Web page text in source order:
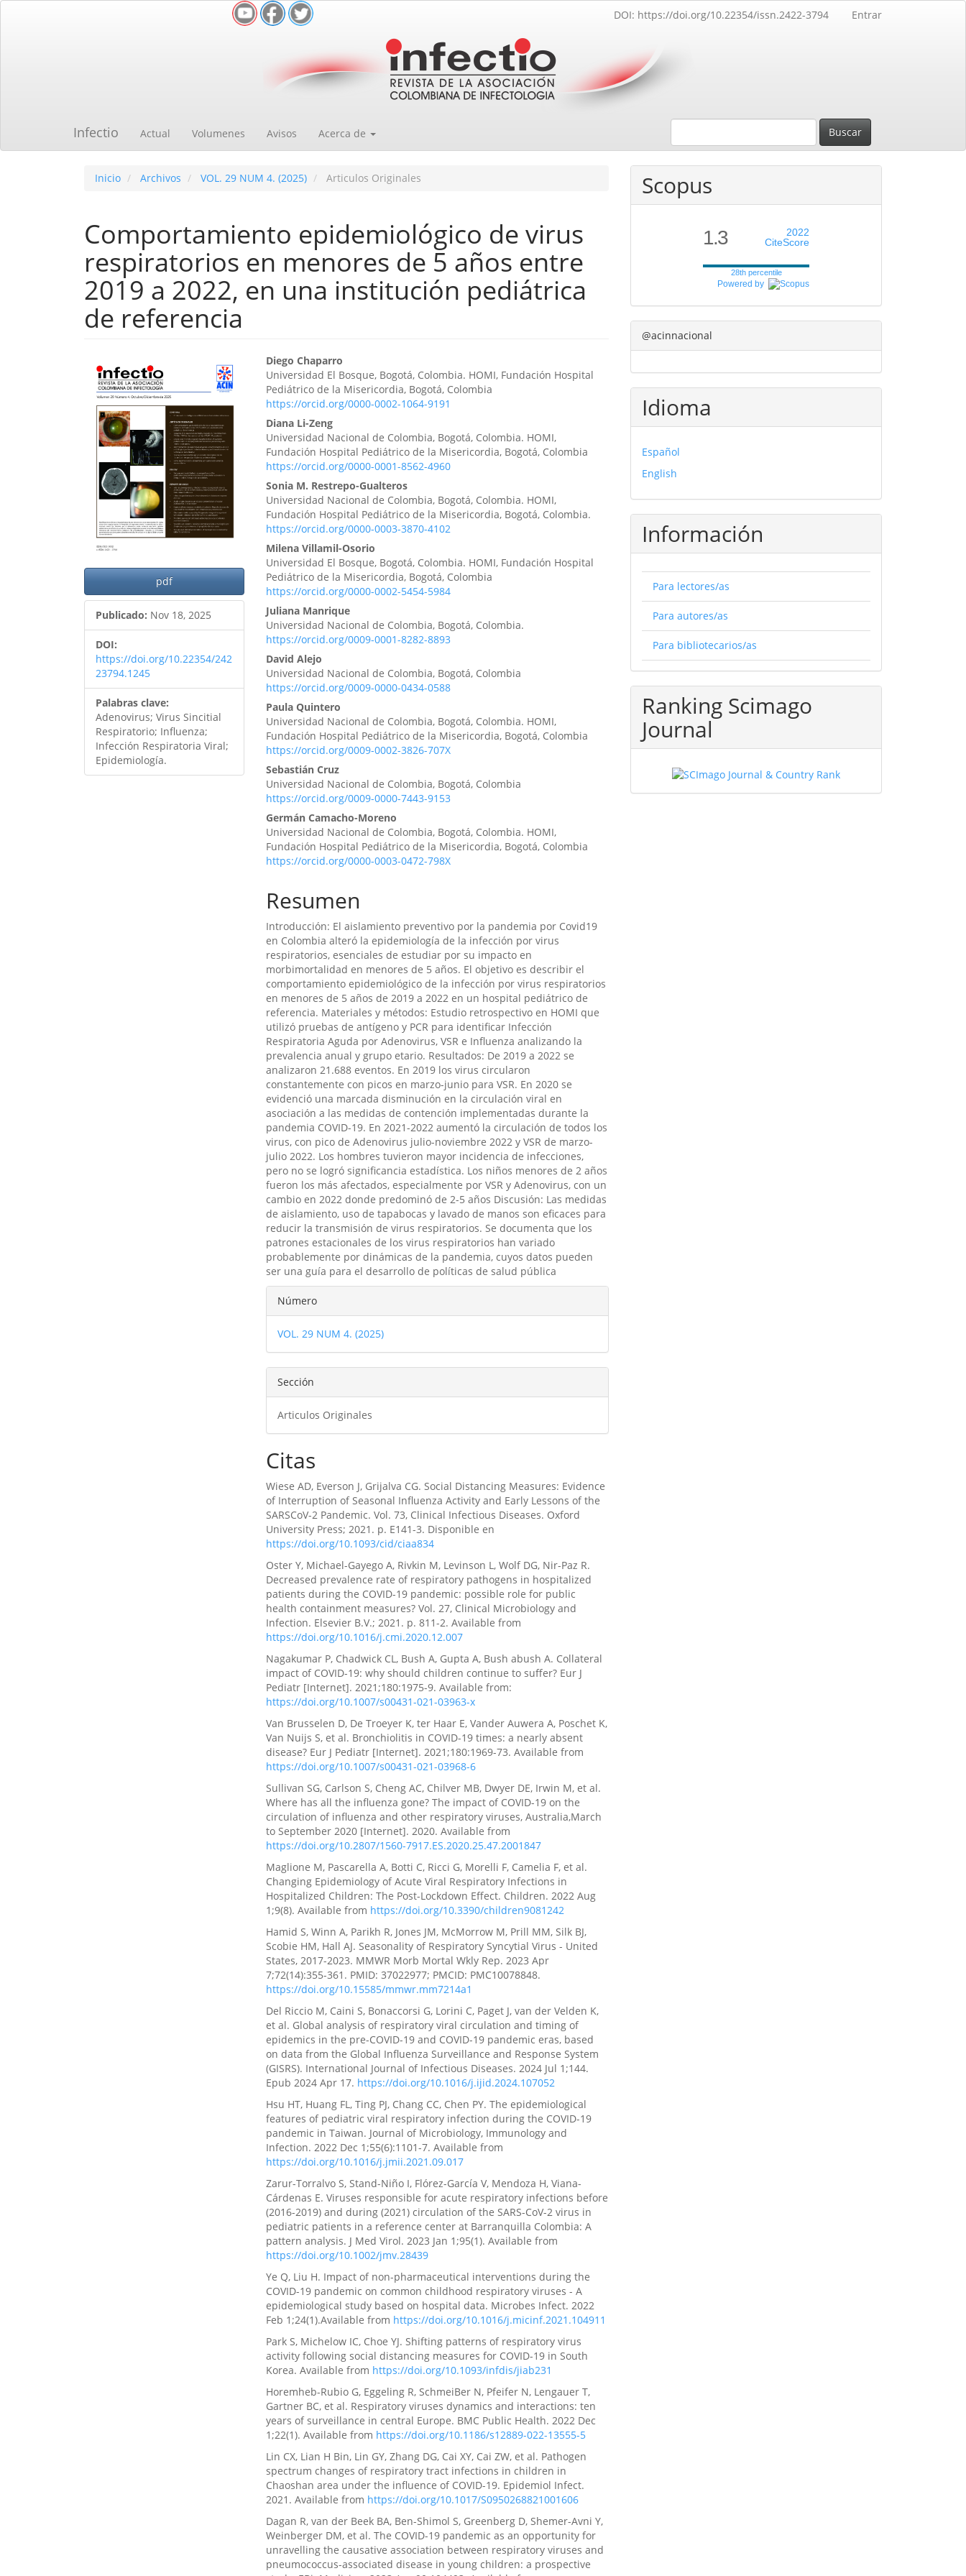
DOI: https://doi.org/10.22354/issn.2422-3794 Entrar
Infectio Actual Volumenes Avisos Acerca de Buscar
Inicio Archivos VOL. 29 NUM 4. (2025) Articulos Originales
Comportamiento epidemiológico de virus
respiratorios en menores de 5 años entre
2019 a 2022, en una institución pediátrica
de referencia
Barra
lateral
del
artículo
pdf
Publicado: Nov 18, 2025
DOI:
https://doi.org/10.22354/242
23794.1245
Palabras clave:
Adenovirus; Virus Sincitial
Respiratorio; Influenza;
Infección Respiratoria Viral;
Epidemiología.
Contenido
principal
del
artículo
Diego Chaparro
Universidad El Bosque, Bogotá, Colombia. HOMI, Fundación Hospital
Pediátrico de la Misericordia, Bogotá, Colombia
https://orcid.org/0000-0002-1064-9191
Diana Li-Zeng
Universidad Nacional de Colombia, Bogotá, Colombia. HOMI,
Fundación Hospital Pediátrico de la Misericordia, Bogotá, Colombia
https://orcid.org/0000-0001-8562-4960
Sonia M. Restrepo-Gualteros
Universidad Nacional de Colombia, Bogotá, Colombia. HOMI,
Fundación Hospital Pediátrico de la Misericordia, Bogotá, Colombia.
https://orcid.org/0000-0003-3870-4102
Milena Villamil-Osorio
Universidad El Bosque, Bogotá, Colombia. HOMI, Fundación Hospital
Pediátrico de la Misericordia, Bogotá, Colombia
https://orcid.org/0000-0002-5454-5984
Juliana Manrique
Universidad Nacional de Colombia, Bogotá, Colombia.
https://orcid.org/0009-0001-8282-8893
David Alejo
Universidad Nacional de Colombia, Bogotá, Colombia
https://orcid.org/0009-0000-0434-0588
Paula Quintero
Universidad Nacional de Colombia, Bogotá, Colombia. HOMI,
Fundación Hospital Pediátrico de la Misericordia, Bogotá, Colombia
https://orcid.org/0009-0002-3826-707X
Sebastián Cruz
Universidad Nacional de Colombia, Bogotá, Colombia
https://orcid.org/0009-0000-7443-9153
Germán Camacho-Moreno
Universidad Nacional de Colombia, Bogotá, Colombia. HOMI,
Fundación Hospital Pediátrico de la Misericordia, Bogotá, Colombia
https://orcid.org/0000-0003-0472-798X
Resumen
Introducción: El aislamiento preventivo por la pandemia por Covid19
en Colombia alteró la epidemiología de la infección por virus
respiratorios, esenciales de estudiar por su impacto en
morbimortalidad en menores de 5 años. El objetivo es describir el
comportamiento epidemiológico de la infección por virus respiratorios
en menores de 5 años de 2019 a 2022 en un hospital pediátrico de
referencia. Materiales y métodos: Estudio retrospectivo en HOMI que
utilizó pruebas de antígeno y PCR para identificar Infección
Respiratoria Aguda por Adenovirus, VSR e Influenza analizando la
prevalencia anual y grupo etario. Resultados: De 2019 a 2022 se
analizaron 21.688 eventos. En 2019 los virus circularon
constantemente con picos en marzo-junio para VSR. En 2020 se
evidenció una marcada disminución en la circulación viral en
asociación a las medidas de contención implementadas durante la
pandemia COVID-19. En 2021-2022 aumentó la circulación de todos los
virus, con pico de Adenovirus julio-noviembre 2022 y VSR de marzo-
julio 2022. Los hombres tuvieron mayor incidencia de infecciones,
pero no se logró significancia estadística. Los niños menores de 2 años
fueron los más afectados, especialmente por VSR y Adenovirus, con un
cambio en 2022 donde predominó de 2-5 años Discusión: Las medidas
de aislamiento, uso de tapabocas y lavado de manos son eficaces para
reducir la transmisión de virus respiratorios. Se documenta que los
patrones estacionales de los virus respiratorios han variado
probablemente por dinámicas de la pandemia, cuyos datos pueden
ser una guía para el desarrollo de políticas de salud pública
Detalles
del
artículo
Número
VOL. 29 NUM 4. (2025)
Sección
Articulos Originales
Citas
Wiese AD, Everson J, Grijalva CG. Social Distancing Measures: Evidence
of Interruption of Seasonal Influenza Activity and Early Lessons of the
SARSCoV-2 Pandemic. Vol. 73, Clinical Infectious Diseases. Oxford
University Press; 2021. p. E141-3. Disponible en
https://doi.org/10.1093/cid/ciaa834
Oster Y, Michael-Gayego A, Rivkin M, Levinson L, Wolf DG, Nir-Paz R.
Decreased prevalence rate of respiratory pathogens in hospitalized
patients during the COVID-19 pandemic: possible role for public
health containment measures? Vol. 27, Clinical Microbiology and
Infection. Elsevier B.V.; 2021. p. 811-2. Available from
https://doi.org/10.1016/j.cmi.2020.12.007
Nagakumar P, Chadwick CL, Bush A, Gupta A, Bush abush A. Collateral
impact of COVID-19: why should children continue to suffer? Eur J
Pediatr [Internet]. 2021;180:1975-9. Available from:
https://doi.org/10.1007/s00431-021-03963-x
Van Brusselen D, De Troeyer K, ter Haar E, Vander Auwera A, Poschet K,
Van Nuijs S, et al. Bronchiolitis in COVID-19 times: a nearly absent
disease? Eur J Pediatr [Internet]. 2021;180:1969-73. Available from
https://doi.org/10.1007/s00431-021-03968-6
Sullivan SG, Carlson S, Cheng AC, Chilver MB, Dwyer DE, Irwin M, et al.
Where has all the influenza gone? The impact of COVID-19 on the
circulation of influenza and other respiratory viruses, Australia,March
to September 2020 [Internet]. 2020. Available from
https://doi.org/10.2807/1560-7917.ES.2020.25.47.2001847
Maglione M, Pascarella A, Botti C, Ricci G, Morelli F, Camelia F, et al.
Changing Epidemiology of Acute Viral Respiratory Infections in
Hospitalized Children: The Post-Lockdown Effect. Children. 2022 Aug
1;9(8). Available from https://doi.org/10.3390/children9081242
Hamid S, Winn A, Parikh R, Jones JM, McMorrow M, Prill MM, Silk BJ,
Scobie HM, Hall AJ. Seasonality of Respiratory Syncytial Virus - United
States, 2017-2023. MMWR Morb Mortal Wkly Rep. 2023 Apr
7;72(14):355-361. PMID: 37022977; PMCID: PMC10078848.
https://doi.org/10.15585/mmwr.mm7214a1
Del Riccio M, Caini S, Bonaccorsi G, Lorini C, Paget J, van der Velden K,
et al. Global analysis of respiratory viral circulation and timing of
epidemics in the pre-COVID-19 and COVID-19 pandemic eras, based
on data from the Global Influenza Surveillance and Response System
(GISRS). International Journal of Infectious Diseases. 2024 Jul 1;144.
Epub 2024 Apr 17. https://doi.org/10.1016/j.ijid.2024.107052
Hsu HT, Huang FL, Ting PJ, Chang CC, Chen PY. The epidemiological
features of pediatric viral respiratory infection during the COVID-19
pandemic in Taiwan. Journal of Microbiology, Immunology and
Infection. 2022 Dec 1;55(6):1101-7. Available from
https://doi.org/10.1016/j.jmii.2021.09.017
Zarur-Torralvo S, Stand-Niño I, Flórez-García V, Mendoza H, Viana-
Cárdenas E. Viruses responsible for acute respiratory infections before
(2016-2019) and during (2021) circulation of the SARS-CoV-2 virus in
pediatric patients in a reference center at Barranquilla Colombia: A
pattern analysis. J Med Virol. 2023 Jan 1;95(1). Available from
https://doi.org/10.1002/jmv.28439
Ye Q, Liu H. Impact of non-pharmaceutical interventions during the
COVID-19 pandemic on common childhood respiratory viruses - A
epidemiological study based on hospital data. Microbes Infect. 2022
Feb 1;24(1).Available from https://doi.org/10.1016/j.micinf.2021.104911
Park S, Michelow IC, Choe YJ. Shifting patterns of respiratory virus
activity following social distancing measures for COVID-19 in South
Korea. Available from https://doi.org/10.1093/infdis/jiab231
Horemheb-Rubio G, Eggeling R, SchmeiBer N, Pfeifer N, Lengauer T,
Gartner BC, et al. Respiratory viruses dynamics and interactions: ten
years of surveillance in central Europe. BMC Public Health. 2022 Dec
1;22(1). Available from https://doi.org/10.1186/s12889-022-13555-5
Lin CX, Lian H Bin, Lin GY, Zhang DG, Cai XY, Cai ZW, et al. Pathogen
spectrum changes of respiratory tract infections in children in
Chaoshan area under the influence of COVID-19. Epidemiol Infect.
2021. Available from https://doi.org/10.1017/S0950268821001606
Dagan R, van der Beek BA, Ben-Shimol S, Greenberg D, Shemer-Avni Y,
Weinberger DM, et al. The COVID-19 pandemic as an opportunity for
unravelling the causative association between respiratory viruses and
pneumococcus-associated disease in young children: a prospective
Scopus
1.3
2022
CiteScore
28th percentile
Powered by
@acinnacional
Idioma
Español
English
Información
Para lectores/as
Para autores/as
Para bibliotecarios/as
Ranking Scimago
Journal